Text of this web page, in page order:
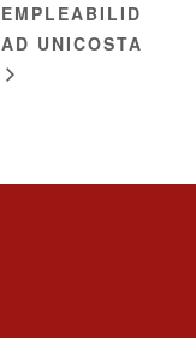
EMPLEABILID
AD UNICOSTA